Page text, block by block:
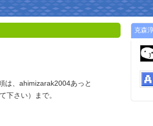
は、ahimizarak2004あっと
下さい）まで。
克森